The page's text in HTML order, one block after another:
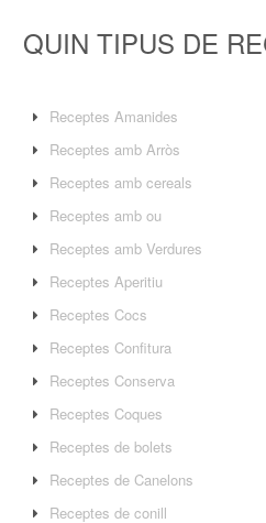
QUIN TIPUS DE
Receptes Amanides
Receptes amb Arròs
Receptes amb cereals
Receptes amb ou
Receptes amb Verdures
Receptes Aperitiu
Receptes Cocs
Receptes Confitura
Receptes Conserva
Receptes Coques
Receptes de bolets
Receptes de Canelons
Receptes de conill